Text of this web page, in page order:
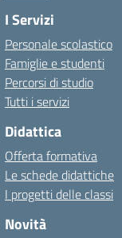
I Servizi
Personale scolastico
Famiglie e studenti
Percorsi di studio
Tutti i servizi
Didattica
Offerta formativa
Le schede didattiche
I progetti delle classi
Novità